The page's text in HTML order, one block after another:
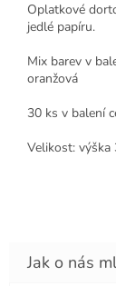
Oplatkové
jedlé papíru.
Mix barev v
oranžová
30 ks v balení
Velikost: výška